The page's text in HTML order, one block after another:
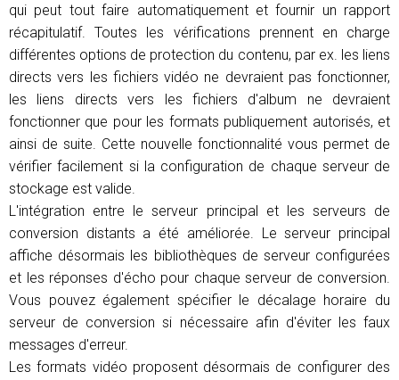
qui peut tout faire automatiquement et fournir un rapport
récapitulatif. Toutes les vérifications prennent en charge
différentes options de protection du contenu, par ex. les liens
directs vers les fichiers vidéo ne devraient pas fonctionner,
les liens directs vers les fichiers d'album ne devraient
fonctionner que pour les formats publiquement autorisés, et
ainsi de suite. Cette nouvelle fonctionnalité vous permet de
vérifier facilement si la configuration de chaque serveur de
stockage est valide.
L'intégration entre le serveur principal et les serveurs de
conversion distants a été améliorée. Le serveur principal
affiche désormais les bibliothèques de serveur configurées
et les réponses d'écho pour chaque serveur de conversion.
Vous pouvez également spécifier le décalage horaire du
serveur de conversion si nécessaire afin d'éviter les faux
messages d'erreur.
Les formats vidéo proposent désormais de configurer des